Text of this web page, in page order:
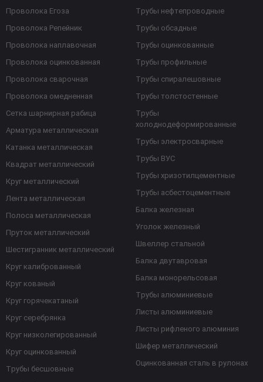
Проволока Егоза
Проволока Репейник
Проволока наплавочная
Проволока оцинкованная
Проволока сварочная
Проволока омедненная
Сетка шарнирная рабица
Арматура металлическая
Катанка металлическая
Квадрат металлический
Круг металлический
Лента металлическая
Полоса металлическая
Пруток металлический
Шестигранник металлический
Круг калиброванный
Круг кованый
Круг горячекатаный
Круг серебрянка
Круг низколегированный
Круг оцинкованный
Трубы бесшовные
Трубы нефтепроводные
Трубы обсадные
Трубы оцинкованные
Трубы профильные
Трубы спиралешовные
Трубы толстостенные
Трубы
холоднодеформированные
Трубы электросварные
Трубы ВУС
Трубы хризотилцементные
Трубы асбестоцементные
Балка железная
Уголок железный
Швеллер стальной
Балка двутавровая
Балка монорельсовая
Трубы алюминиевые
Листы алюминиевые
Листы рифленого алюминия
Шифер металлический
Оцинкованная сталь в рулонах